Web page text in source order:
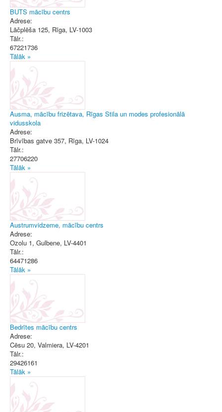
BUTS mācību centrs
Adrese:
Lāčplēša 125, Rīga, LV-1003
Tālr.:
67221736
Tālāk »
Ausma, mācību frizētava, Rīgas Stila un modes profesionālā
vidusskola
Adrese:
Brīvības gatve 357, Rīga, LV-1024
Tālr.:
27706220
Tālāk »
Austrumvidzeme, mācību centrs
Adrese:
Ozolu 1, Gulbene, LV-4401
Tālr.:
64471286
Tālāk »
Bedrītes mācību centrs
Adrese:
Cēsu 20, Valmiera, LV-4201
Tālr.:
29426161
Tālāk »